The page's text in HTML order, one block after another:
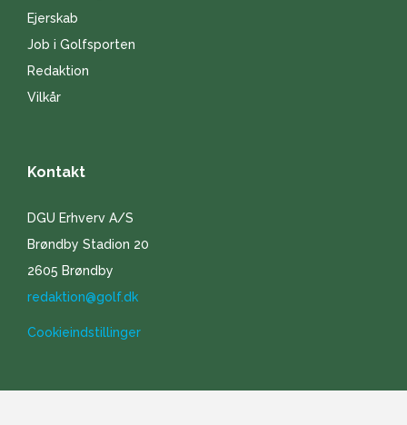
Ejerskab
Job i Golfsporten
Redaktion
Vilkår
Kontakt
DGU Erhverv A/S
Brøndby Stadion 20
2605 Brøndby
redaktion@golf.dk
Cookieindstillinger